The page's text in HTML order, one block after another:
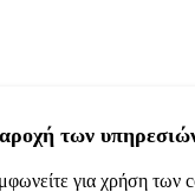
των
για χρήση των